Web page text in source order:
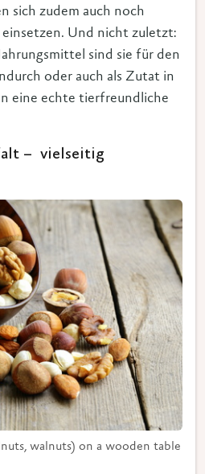
sich zudem auch noch
Und nicht zuletzt:
sind sie für den
oder auch als Zutat in
eine echte tierfreundliche
– vielseitig
walnuts) on a wooden table